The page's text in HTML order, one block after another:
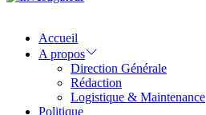
Accueil
A propos
Direction Générale
Rédaction
Logistique & Maintenance
Politique